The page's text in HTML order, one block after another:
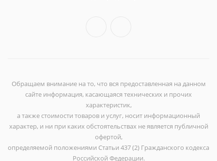
Обращаем внимание на то, что вся предоставленная на данном
сайте информация, касающаяся технических и прочих
характеристик,
а также стоимости товаров и услуг, носит информационный
характер, и ни при каких обстоятельствах не является публичной
офертой,
определяемой положениями Статьи 437 (2) Гражданского кодекса
Российской Федерации.